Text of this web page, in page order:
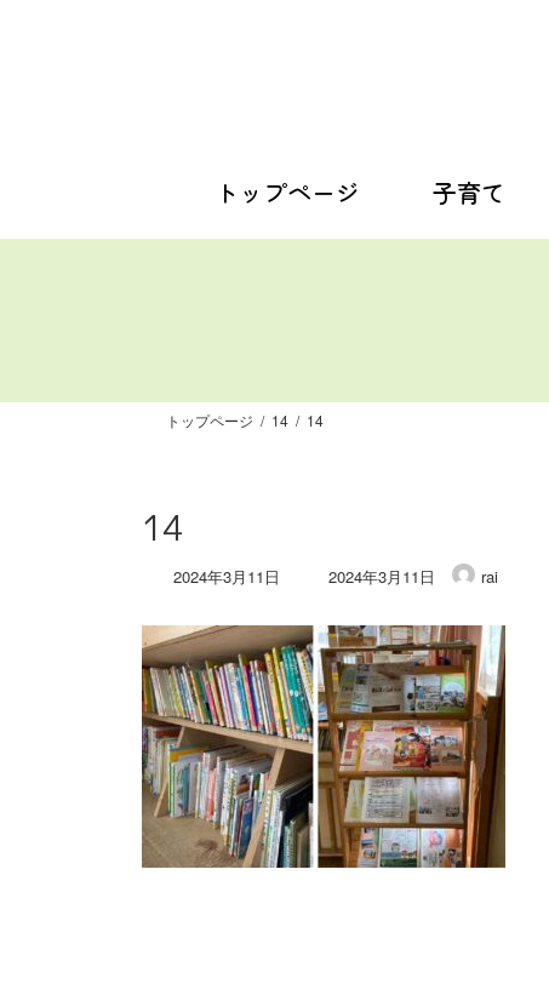
トップページ 子育て
トップページ 14 14
14
2024年3月11日
最
新
日
時
:
2024年3月11日 rai